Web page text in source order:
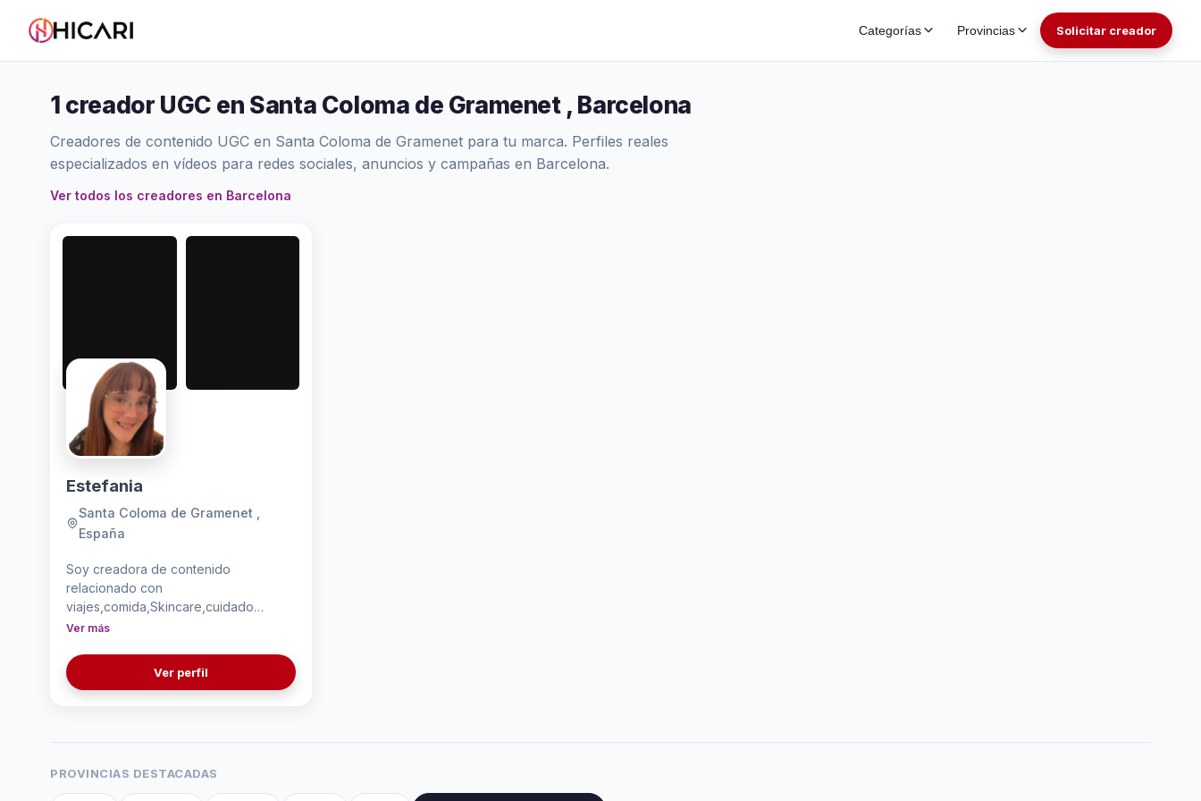
Categorías Provincias Solicitar creador
1 creador UGC en Santa Coloma de Gramenet , Barcelona
Creadores de contenido UGC en Santa Coloma de Gramenet para tu marca. Perfiles reales
especializados en vídeos para redes sociales, anuncios y campañas en Barcelona.
Ver todos los creadores en Barcelona
Estefania
Santa Coloma de Gramenet ,
España
Soy creadora de contenido
relacionado con
viajes,comida,Skincare,cuidado
personal y de mascotas. Quiero
producto o dar una opinión sincera
sobre el
Ver más
Ver perfil
PROVINCIAS DESTACADAS